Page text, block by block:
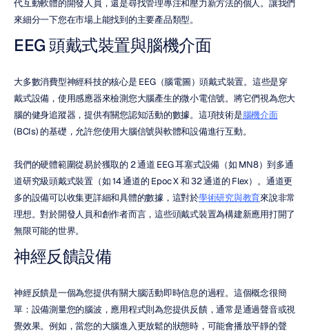
代互動軟體的開發人員，還是尋找管理專注和壓力新方法的個人。讓我們
來細分一下您在市場上能找到的主要產品類型。
EEG 頭戴式裝置與腦機介面
大多數消費型神經科技的核心是 EEG（腦電圖）頭戴式裝置。這些是穿
戴式設備，使用感應器來檢測您大腦產生的微小電信號。將它們視為您大
腦的健身追蹤器，提供有關您認知活動的數據。這項技術是腦機介面
(BCIs) 的基礎，允許您使用大腦信號與軟體和設備進行互動。
我們的硬體範圍從易於獲取的 2 通道 EEG 耳塞式設備（如 MN8）到多通
道研究級頭戴式裝置（如 14 通道的 Epoc X 和 32 通道的 Flex）。通道更
多的設備可以收集更詳細和具體的數據，這對於學術研究與教育來說非常
理想。對於開發人員和創作者而言，這些頭戴式裝置為構建新應用打開了
無限可能的世界。
神經反饋設備
神經反饋是一個為您提供有關大腦活動即時信息的過程。這個概念很簡
單：設備測量您的腦波，應用程式則為您提供反饋，通常是通過聲音或視
覺效果。例如，當您的大腦進入更放鬆的狀態時，可能會播放平靜的聲